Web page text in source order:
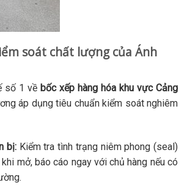
soát chất lượng của Ánh
số 1 về bốc xếp hàng hóa khu vực Cảng
áp dụng tiêu chuẩn kiểm soát nghiêm
bị:Kiểm tra tình trạng niêm phong (seal)
mở, báo cáo ngay với chủ hàng nếu có